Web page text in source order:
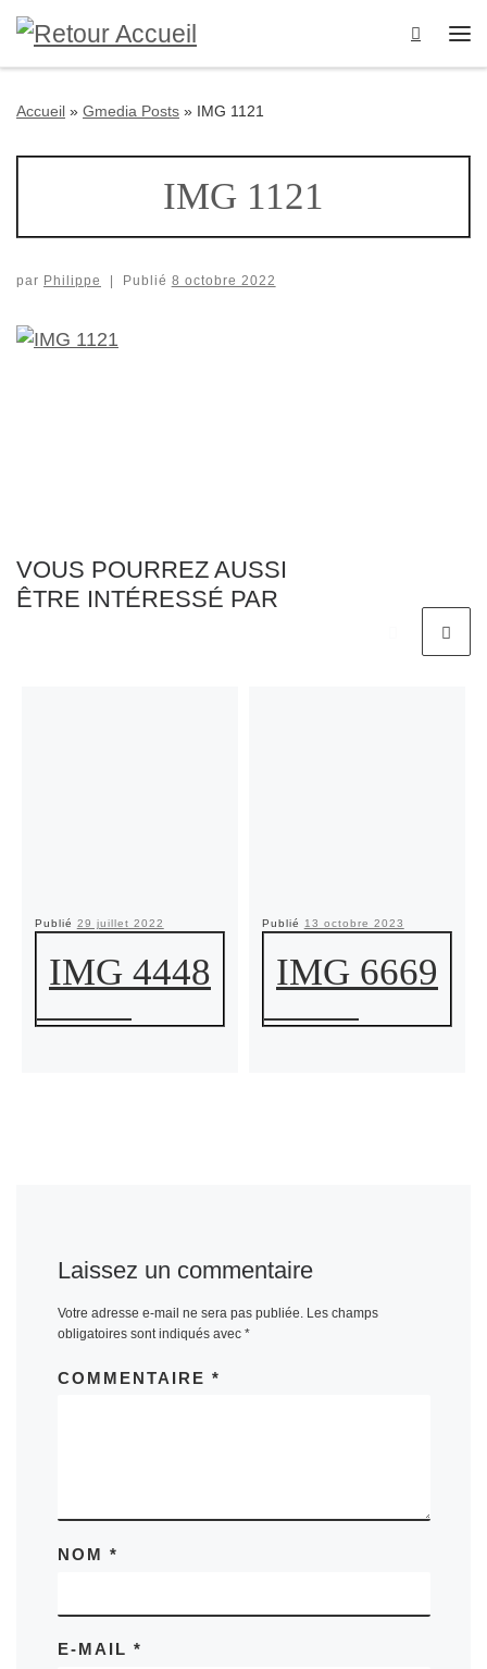
Passer au contenu
Search
Accueil » Gmedia Posts » IMG 1121
IMG 1121
par Philippe Publié 8 octobre 2022
VOUS POURREZ AUSSI
ÊTRE INTÉRESSÉ PAR
Publié 29 juillet 2022
IMG 4448
Publié 13 octobre 2023
IMG 6669
Laissez un commentaire
Votre adresse e-mail ne sera pas publiée. Les champs
obligatoires sont indiqués avec *
COMMENTAIRE *
NOM *
E-MAIL *